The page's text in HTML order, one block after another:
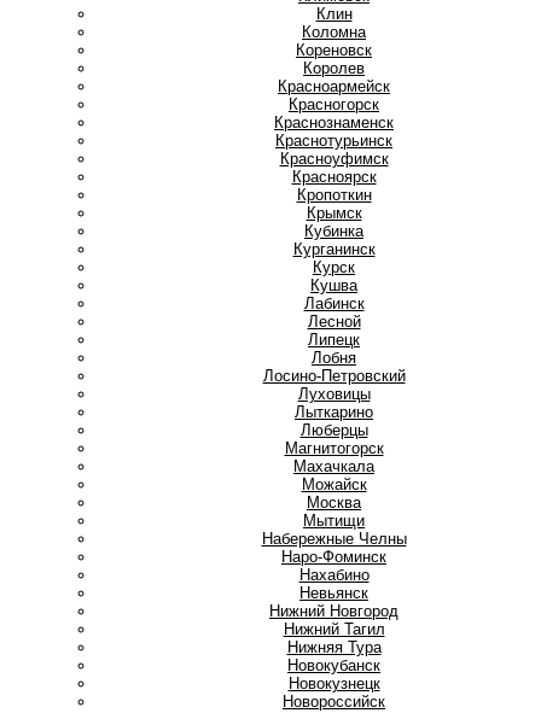
Клин
Коломна
Кореновск
Королев
Красноармейск
Красногорск
Краснознаменск
Краснотурьинск
Красноуфимск
Красноярск
Кропоткин
Крымск
Кубинка
Курганинск
Курск
Кушва
Лабинск
Лесной
Липецк
Лобня
Лосино-Петровский
Луховицы
Лыткарино
Люберцы
Магнитогорск
Махачкала
Можайск
Москва
Мытищи
Набережные Челны
Наро-Фоминск
Нахабино
Невьянск
Нижний Новгород
Нижний Тагил
Нижняя Тура
Новокубанск
Новокузнецк
Новороссийск